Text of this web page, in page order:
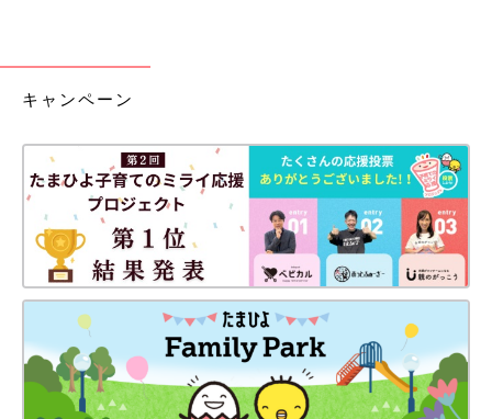
キャンペーン